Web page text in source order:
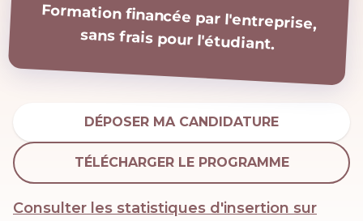
Formation financée par l'entreprise,
sans frais pour l'étudiant.
DÉPOSER MA CANDIDATURE
TÉLÉCHARGER LE PROGRAMME
Consulter les statistiques d'insertion sur